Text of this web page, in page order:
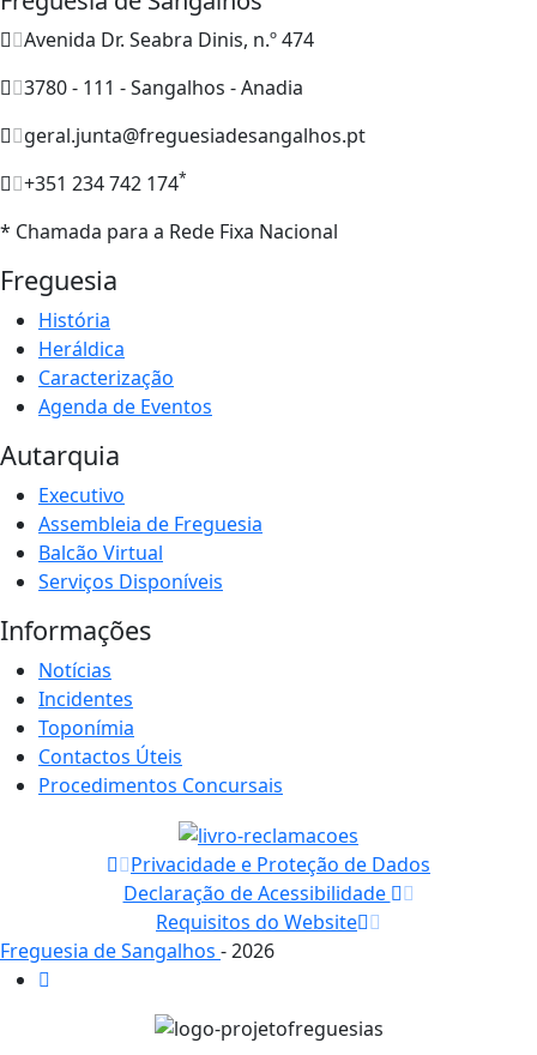
Avenida Dr. Seabra Dinis, n.º 474
3780 - 111 - Sangalhos - Anadia
geral.junta@freguesiadesangalhos.pt
+351 234 742 174*
* Chamada para a Rede Fixa Nacional
Freguesia
História
Heráldica
Caracterização
Agenda de Eventos
Autarquia
Executivo
Assembleia de Freguesia
Balcão Virtual
Serviços Disponíveis
Informações
Notícias
Incidentes
Toponímia
Contactos Úteis
Procedimentos Concursais
Privacidade e Proteção de Dados
Declaração de Acessibilidade
Requisitos do Website
Freguesia de Sangalhos - 2026